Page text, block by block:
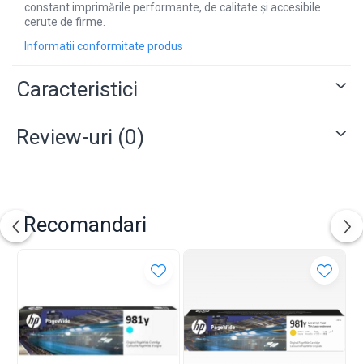
constant imprimările performante, de calitate şi accesibile
cerute de firme.
Informatii conformitate produs
Caracteristici
Review-uri (0)
Recomandari